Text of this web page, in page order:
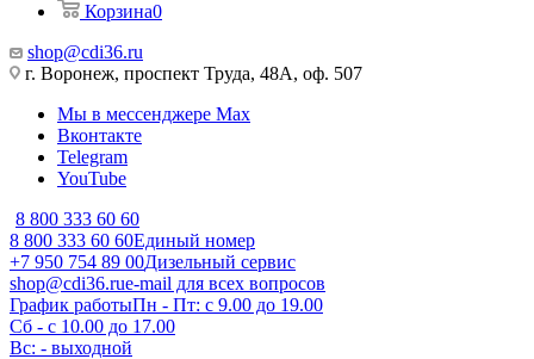
Корзина0
shop@cdi36.ru
г. Воронеж, проспект Труда, 48А, оф. 507
Мы в мессенджере Max
Вконтакте
Telegram
YouTube
8 800 333 60 60
8 800 333 60 60Единый номер
+7 950 754 89 00Дизельный сервис
shop@cdi36.rue-mail для всех вопросов
График работыПн - Пт: с 9.00 до 19.00
Сб - с 10.00 до 17.00
Вс: - выходной